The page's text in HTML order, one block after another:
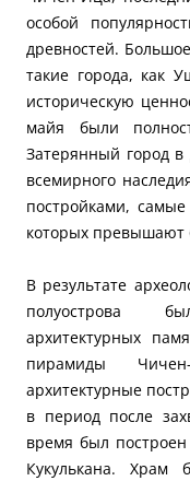
особой
древностей.
такие города, как
историческую
майя были
Затерянный город в
всемирного
постройками,
которых превышают
В результате
полуострова
архитектурных
пирамиды
архитектурные
в период после
время был
Кукулькана. Храм